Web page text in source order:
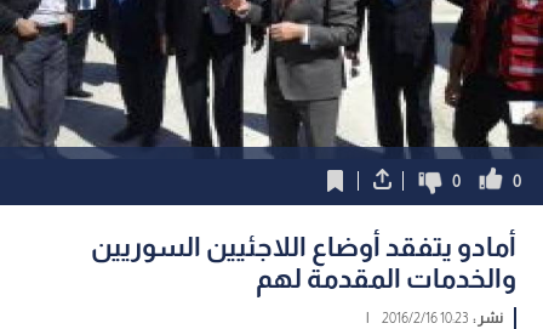
0
0
أمادو يتفقد أوضاع اللاجئيين السوريين
والخدمات المقدمة لهم
نشر :10:23 2016/2/16
|